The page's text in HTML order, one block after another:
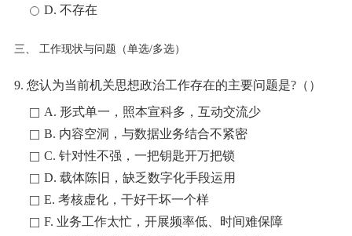
D. 不存在
三、 工作现状与问题（单选/多选）
9. 您认为当前机关思想政治工作存在的主要问题是?（）
A. 形式单一，照本宣科多，互动交流少
B. 内容空洞，与数据业务结合不紧密
C. 针对性不强，一把钥匙开万把锁
D. 载体陈旧，缺乏数字化手段运用
E. 考核虚化，干好干坏一个样
F. 业务工作太忙，开展频率低、时间难保障